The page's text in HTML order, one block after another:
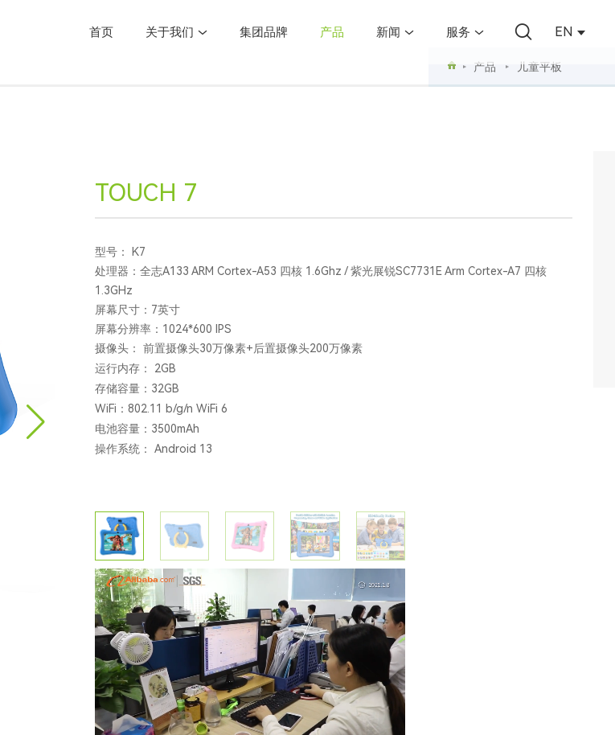
EN
首页 关于我们 集团品牌 产品 新闻 服务
产品 儿童平板
TOUCH 7
型号： K7
处理器：全志A133 ARM Cortex-A53 四核 1.6Ghz / 紫光展锐SC7731E Arm Cortex-A7 四核
1.3GHz
屏幕尺寸：7英寸
屏幕分辨率：1024*600 IPS
摄像头： 前置摄像头30万像素+后置摄像头200万像素
运行内存： 2GB
存储容量：32GB
WiFi：802.11 b/g/n WiFi 6
电池容量：3500mAh
操作系统： Android 13